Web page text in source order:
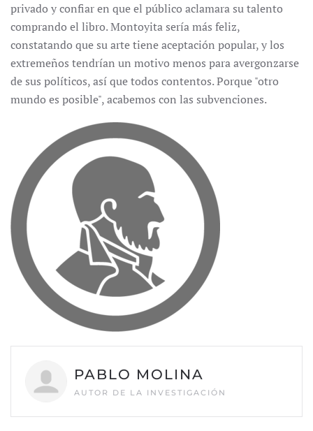
privado y confiar en que el público aclamara su talento
comprando el libro. Montoyita sería más feliz,
constatando que su arte tiene aceptación popular, y los
extremeños tendrían un motivo menos para avergonzarse
de sus políticos, así que todos contentos. Porque "otro
mundo es posible", acabemos con las subvenciones.
PABLO MOLINA
AUTOR DE LA INVESTIGACIÓN